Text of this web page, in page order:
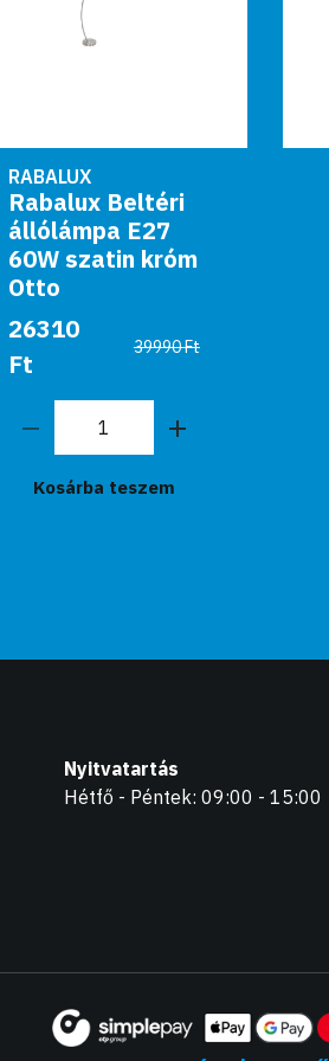
RABALUX
Rabalux Godric
Beltéri
Állólámpa E27
IP20 fekete
141cm mag...
8230 Ft
19990 Ft
Kosárba teszem
Nyitvatartás
Hétfő - Péntek: 09:00 - 15:00